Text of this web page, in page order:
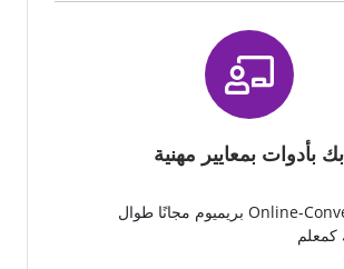
بأدوات بمعايير مهنية
Online-Convert بريميوم مجانًا طوال
كمعلم